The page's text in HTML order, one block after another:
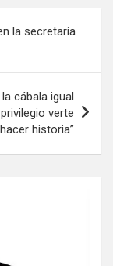
la secretaría
cábala igual
verte
hacer historia”